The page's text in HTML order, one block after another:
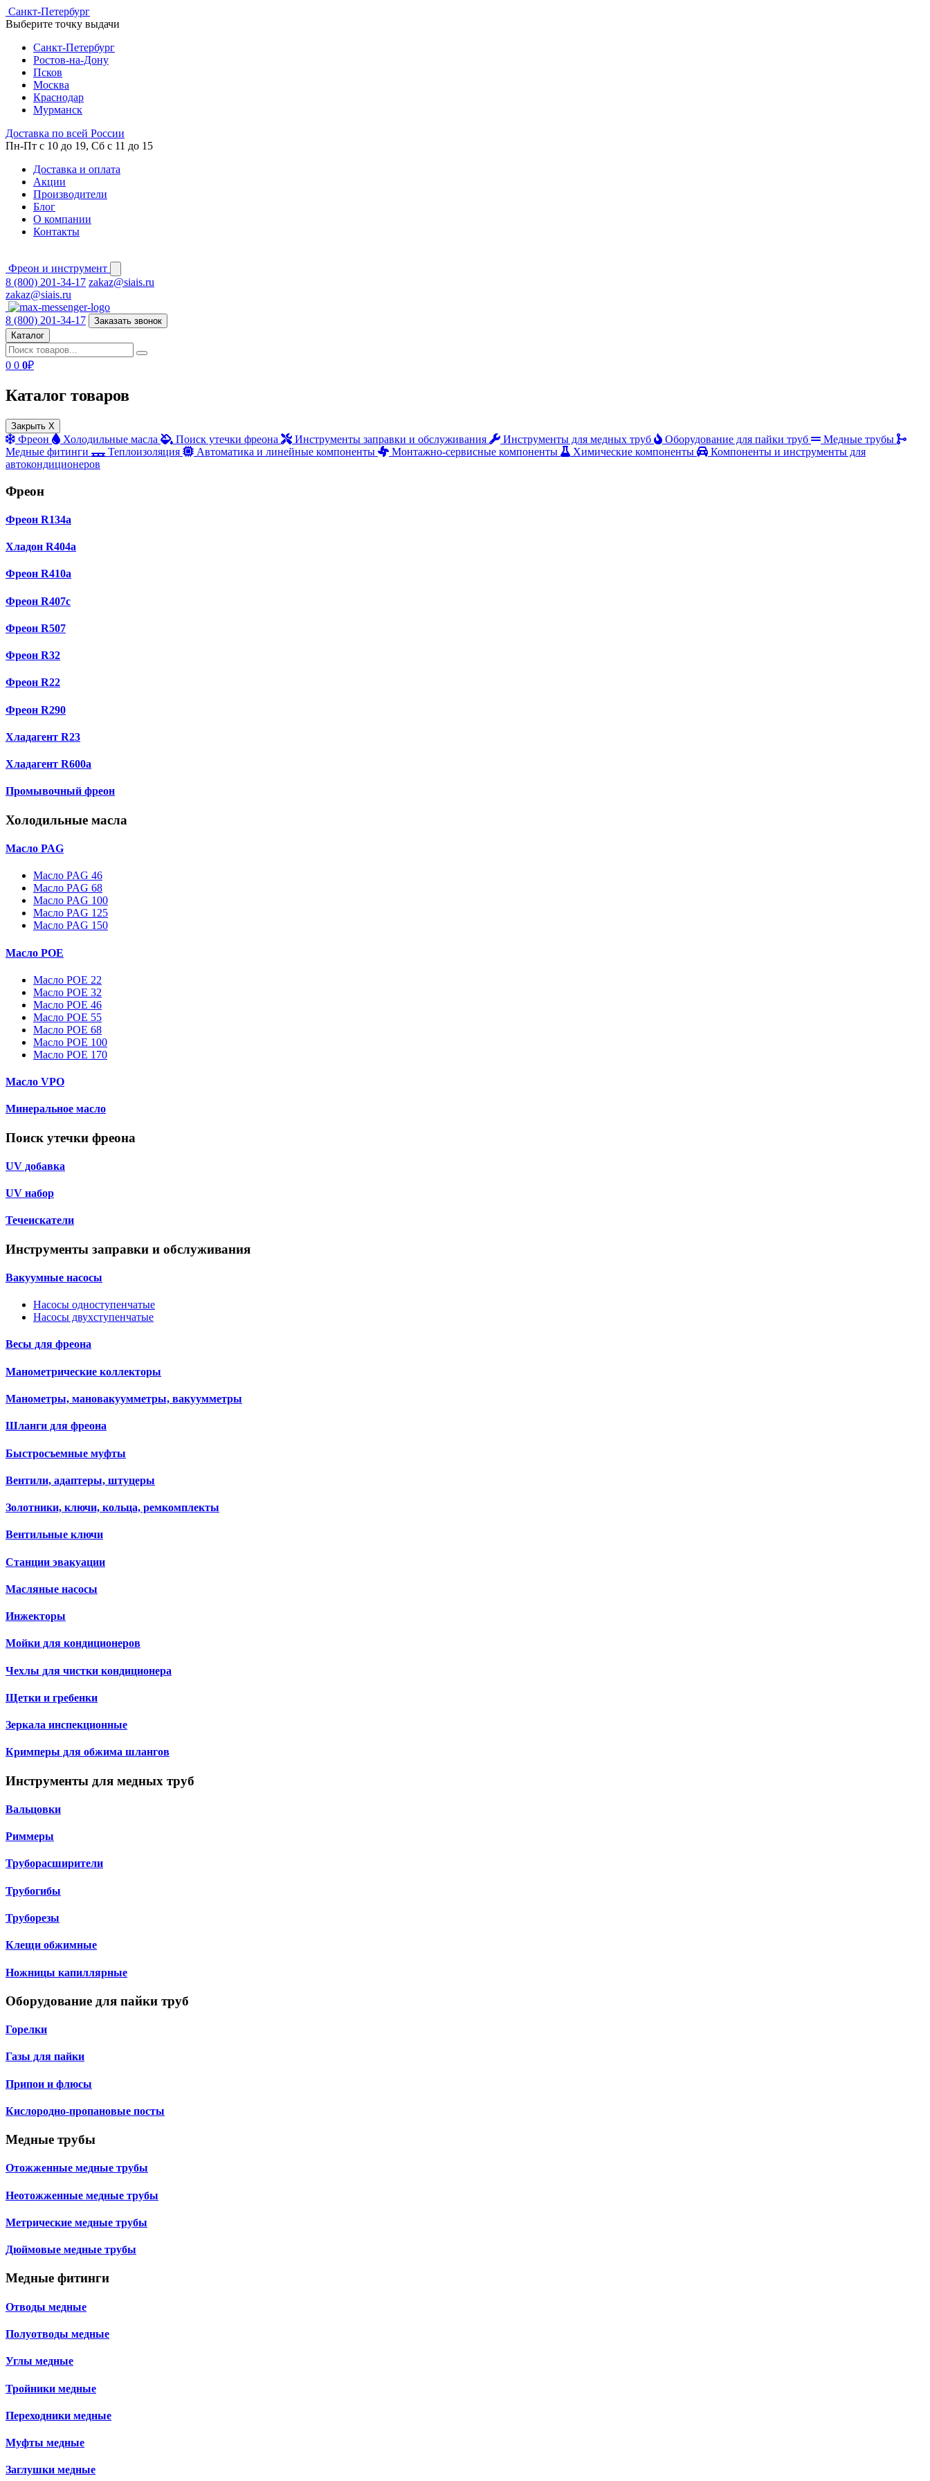
Cанкт-Петербург
Выберите точку выдачи
Cанкт-Петербург
Ростов-на-Дону
Псков
Москва
Краснодар
Мурманск
Доставка по всей России
Пн-Пт с 10 до 19, Сб с 11 до 15
Доставка и оплата
Акции
Производители
Блог
О компании
Контакты
Фреон и инструмент
8 (800) 201-34-17 zakaz@siais.ru
zakaz@siais.ru
8 (800) 201-34-17
Заказать звонок
Каталог
0 0 0₽
Каталог товаров
Закрыть X
Фреон Холодильные масла Поиск утечки фреона Инструменты заправки и обслуживания Инструменты для медных труб Оборудование для пайки труб
Медные трубы
Медные фитинги
Теплоизоляция Автоматика и линейные компоненты Монтажно‑сервисные компоненты Химические компоненты
Компоненты и инструменты для
автокондиционеров
Фреон
Фреон R134a
Хладон R404a
Фреон R410a
Фреон R407с
Фреон R507
Фреон R32
Фреон R22
Фреон R290
Хладагент R23
Хладагент R600a
Промывочный фреон
Холодильные масла
Масло PAG
Масло PAG 46
Масло PAG 68
Масло PAG 100
Масло PAG 125
Масло PAG 150
Масло POE
Масло POE 22
Масло POE 32
Масло POE 46
Масло POE 55
Масло POE 68
Масло POE 100
Масло POE 170
Масло VPO
Минеральное масло
Поиск утечки фреона
UV добавка
UV набор
Течеискатели
Инструменты заправки и обслуживания
Вакуумные насосы
Насосы одноступенчатые
Насосы двухступенчатые
Весы для фреона
Манометрические коллекторы
Манометры, мановакуумметры, вакуумметры
Шланги для фреона
Быстросъемные муфты
Вентили, адаптеры, штуцеры
Золотники, ключи, кольца, ремкомплекты
Вентильные ключи
Станции эвакуации
Масляные насосы
Инжекторы
Мойки для кондиционеров
Чехлы для чистки кондиционера
Щетки и гребенки
Зеркала инспекционные
Кримперы для обжима шлангов
Инструменты для медных труб
Вальцовки
Риммеры
Труборасширители
Трубогибы
Труборезы
Клещи обжимные
Ножницы капиллярные
Оборудование для пайки труб
Горелки
Газы для пайки
Припои и флюсы
Кислородно-пропановые посты
Медные трубы
Отожженные медные трубы
Неотожженные медные трубы
Метрические медные трубы
Дюймовые медные трубы
Медные фитинги
Отводы медные
Полуотводы медные
Углы медные
Тройники медные
Переходники медные
Муфты медные
Заглушки медные